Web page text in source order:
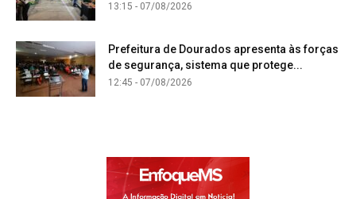
13:15 - 07/08/2026
Prefeitura de Dourados apresenta às forças
de segurança, sistema que protege...
12:45 - 07/08/2026